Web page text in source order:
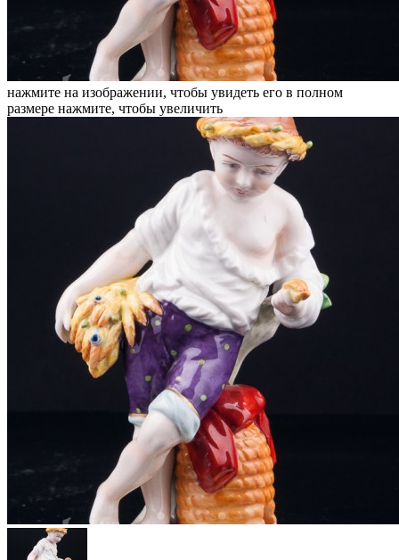
нажмите на изображении, чтобы увидеть его в полном
размере нажмите, чтобы увеличить